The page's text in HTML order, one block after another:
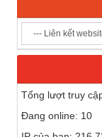
Tổng lượt truy
Đang online: 10